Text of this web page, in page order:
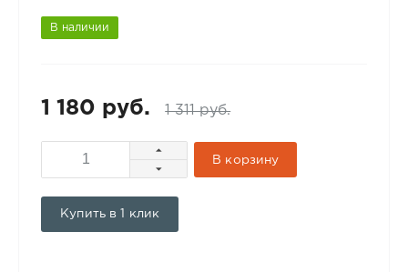
В наличии
1 180 руб. 1 311 руб.
В корзину
Купить в 1 клик